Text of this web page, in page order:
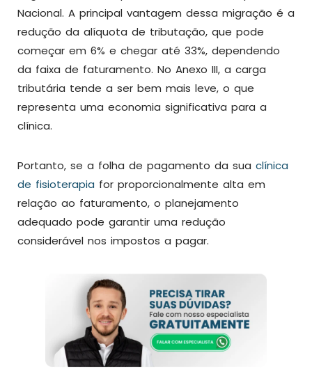
Nacional. A principal vantagem dessa migração é a
redução da alíquota de tributação, que pode
começar em 6% e chegar até 33%, dependendo
da faixa de faturamento. No Anexo III, a carga
tributária tende a ser bem mais leve, o que
representa uma economia significativa para a
clínica.
Portanto, se a folha de pagamento da sua clínica
de fisioterapia for proporcionalmente alta em
relação ao faturamento, o planejamento
adequado pode garantir uma redução
considerável nos impostos a pagar.